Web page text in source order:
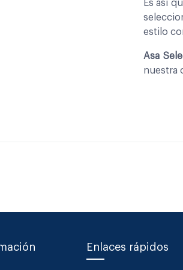
Es asi
estilo
Asa
nuestra
Enlaces rápidos